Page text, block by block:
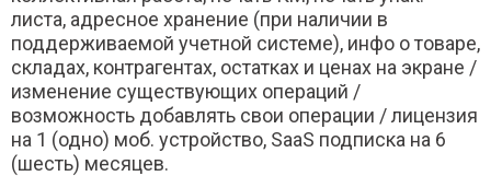
листа, адресное хранение (при наличии в
поддерживаемой учетной системе), инфо о товаре,
складах, контрагентах, остатках и ценах на экране /
изменение существующих операций /
возможность добавлять свои операции / лицензия
на 1 (одно) моб. устройство, SaaS подписка на 6
(шесть) месяцев.